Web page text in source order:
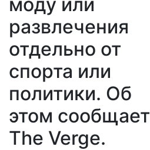
развлечения
отдельно от
спорта или
политики. Об
этом сообщает
The Verge.